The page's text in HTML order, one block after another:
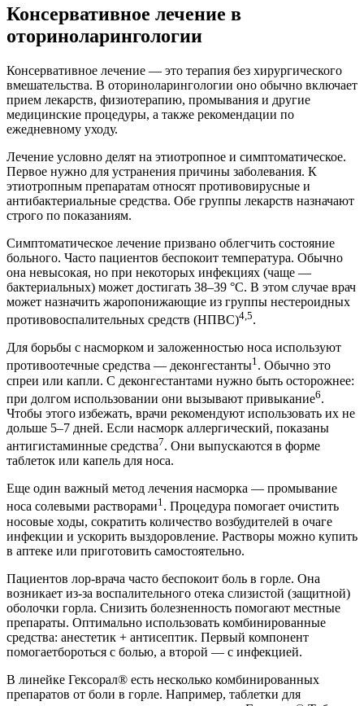
Консервативное лечение в
оториноларингологии
Консервативное лечение — это терапия без хирургического
вмешательства. В оториноларингологии оно обычно включает
прием лекарств, физиотерапию, промывания и другие
медицинские процедуры, а также рекомендации по
ежедневному уходу.
Лечение условно делят на этиотропное и симптоматическое.
Первое нужно для устранения причины заболевания. К
этиотропным препаратам относят противовирусные и
антибактериальные средства. Обе группы лекарств назначают
строго по показаниям.
Симптоматическое лечение призвано облегчить состояние
больного. Часто пациентов беспокоит температура. Обычно
она невысокая, но при некоторых инфекциях (чаще —
бактериальных) может достигать 38–39 °С. В этом случае врач
может назначить жаропонижающие из группы нестероидных
противовоспалительных средств (НПВС)4,5.
Для борьбы с насморком и заложенностью носа используют
противоотечные средства — деконгестанты1. Обычно это
спреи или капли. С деконгестантами нужно быть осторожнее:
при долгом использовании они вызывают привыкание6.
Чтобы этого избежать, врачи рекомендуют использовать их не
дольше 5–7 дней. Если насморк аллергический, показаны
антигистаминные средства7. Они выпускаются в форме
таблеток или капель для носа.
Еще один важный метод лечения насморка — промывание
носа солевыми растворами1. Процедура помогает очистить
носовые ходы, сократить количество возбудителей в очаге
инфекции и ускорить выздоровление. Растворы можно купить
в аптеке или приготовить самостоятельно.
Пациентов лор-врача часто беспокоит боль в горле. Она
возникает из-за воспалительного отека слизистой (защитной)
оболочки горла. Снизить болезненность помогают местные
препараты. Оптимально использовать комбинированные
средства: анестетик + антисептик. Первый компонент
помогаетбороться с болью, а второй — с инфекцией.
В линейке Гексорал® есть несколько комбинированных
препаратов от боли в горле. Например, таблетки для